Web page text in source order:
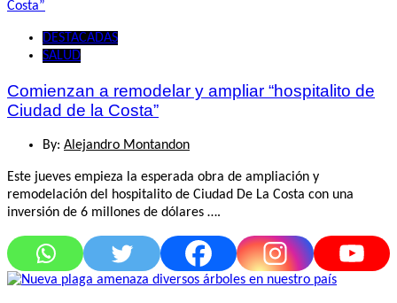
DESTACADAS
SALUD
Comienzan a remodelar y ampliar “hospitalito de
Ciudad de la Costa”
By: Alejandro Montandon
Este jueves empieza la esperada obra de ampliación y
remodelación del hospitalito de Ciudad De La Costa con una
inversión de 6 millones de dólares ….